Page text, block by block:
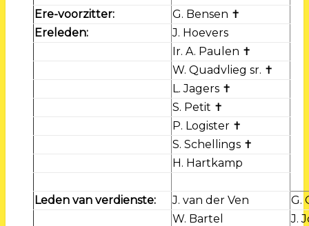
Ere-voorzitter:
G. Bensen ✝
Ereleden:
J. Hoevers
Ir. A. Paulen ✝
W. Quadvlieg sr. ✝
L. Jagers ✝
S. Petit ✝
P. Logister ✝
S. Schellings ✝
H. Hartkamp
Leden van verdienste: J. van der Ven
G.
W. Bartel
J.